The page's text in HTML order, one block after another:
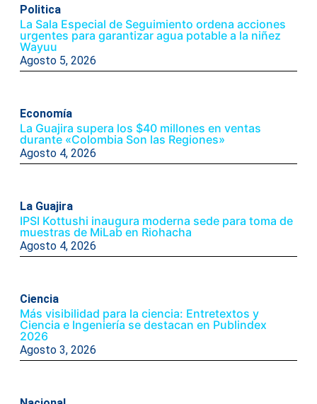
Politica
La Sala Especial de Seguimiento ordena acciones
urgentes para garantizar agua potable a la niñez
Wayuu
Agosto 5, 2026
Economía
La Guajira supera los $40 millones en ventas
durante «Colombia Son las Regiones»
Agosto 4, 2026
La Guajira
IPSI Kottushi inaugura moderna sede para toma de
muestras de MiLab en Riohacha
Agosto 4, 2026
Ciencia
Más visibilidad para la ciencia: Entretextos y
Ciencia e Ingeniería se destacan en Publindex
2026
Agosto 3, 2026